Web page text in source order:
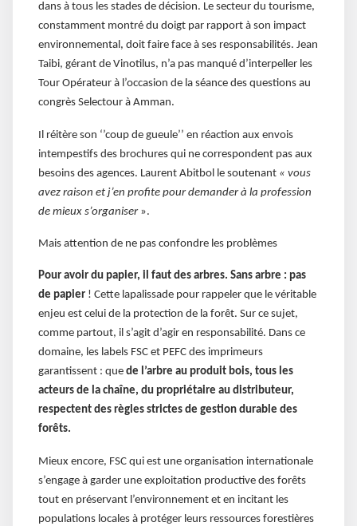
dans à tous les stades de décision. Le secteur du tourisme,
constamment montré du doigt par rapport à son impact
environnemental, doit faire face à ses responsabilités. Jean
Taibi, gérant de Vinotilus, n’a pas manqué d’interpeller les
Tour Opérateur à l’occasion de la séance des questions au
congrès Selectour à Amman.
Il réitère son ‘’coup de gueule’’ en réaction aux envois
intempestifs des brochures qui ne correspondent pas aux
besoins des agences. Laurent Abitbol le soutenant « vous
avez raison et j’en profite pour demander à la profession
de mieux s’organiser».
Mais attention de ne pas confondre les problèmes
Pour avoir du papier, il faut des arbres. Sans arbre : pas
de papier ! Cette lapalissade pour rappeler que le véritable
enjeu est celui de la protection de la forêt. Sur ce sujet,
comme partout, il s’agit d’agir en responsabilité. Dans ce
domaine, les labels FSC et PEFC des imprimeurs
garantissent : que de l’arbre au produit bois, tous les
acteurs de la chaîne, du propriétaire au distributeur,
respectent des règles strictes de gestion durable des
forêts.
Mieux encore, FSC qui est une organisation internationale
s’engage à garder une exploitation productive des forêts
tout en préservant l’environnement et en incitant les
populations locales à protéger leurs ressources forestières